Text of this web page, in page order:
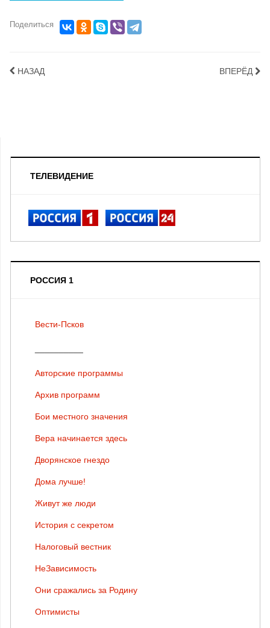
Поделиться
НАЗАД ВПЕРЁД
ТЕЛЕВИДЕНИЕ
РОССИЯ 1
Вести-Псков
Авторские программы
Архив программ
Бои местного значения
Вера начинается здесь
Дворянское гнездо
Дома лучше!
Живут же люди
История с секретом
Налоговый вестник
НеЗависимость
Они сражались за Родину
Оптимисты